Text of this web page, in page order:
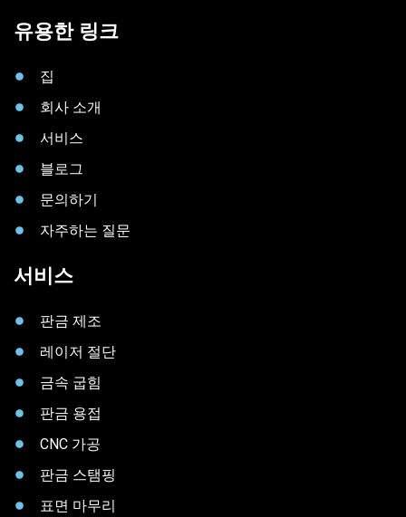
유용한 링크
집
회사 소개
서비스
블로그
문의하기
자주하는 질문
서비스
판금 제조
레이저 절단
금속 굽힘
판금 용접
CNC 가공
판금 스탬핑
표면 마무리